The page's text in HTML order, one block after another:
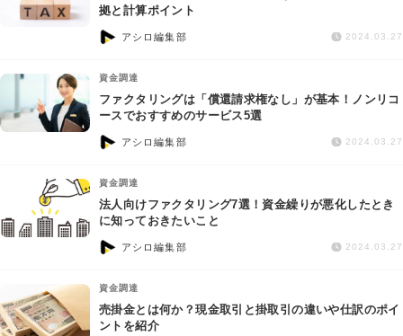
拠と計算ポイント
アシロ編集部 2024.03.27
資金調達
ファクタリングは「償還請求権なし」が基本！ノンリコ
ースでおすすめのサービス5選
アシロ編集部 2024.03.27
資金調達
法人向けファクタリング7選！資金繰りが悪化したとき
に知っておきたいこと
アシロ編集部 2024.03.27
資金調達
売掛金とは何か？現金取引と掛取引の違いや仕訳のポイ
ントを紹介